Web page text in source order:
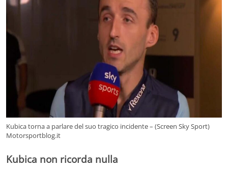
Kubica torna a parlare del suo tragico incidente – (Screen Sky Sport)
Motorsportblog.it
Kubica non ricorda nulla